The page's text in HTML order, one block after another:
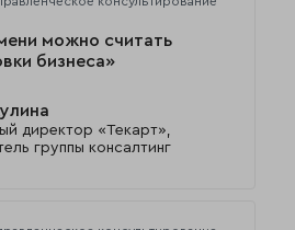
можно считать
бизнеса»
директор «Текарт»,
группы консалтинг